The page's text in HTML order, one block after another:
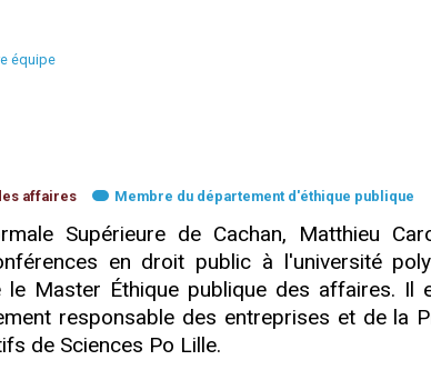
équipe
affaires Membre du département d'éthique publique
Supérieure de Cachan, Matthieu
en droit public à l'université
le Master Éthique publique des affaires. Il
responsable des entreprises et de la
de Sciences Po Lille.